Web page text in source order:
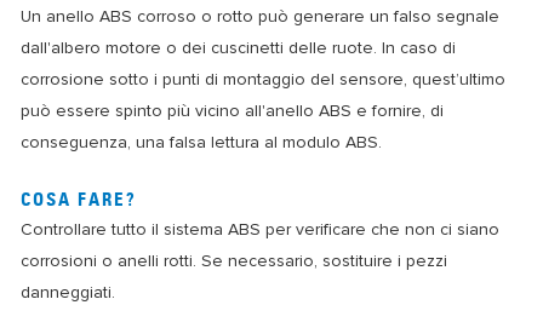
Un anello ABS corroso o rotto può generare un falso segnale
dall'albero motore o dei cuscinetti delle ruote. In caso di
corrosione sotto i punti di montaggio del sensore, quest’ultimo
può essere spinto più vicino all'anello ABS e fornire, di
conseguenza, una falsa lettura al modulo ABS.
COSA FARE?
Controllare tutto il sistema ABS per verificare che non ci siano
corrosioni o anelli rotti. Se necessario, sostituire i pezzi
danneggiati.